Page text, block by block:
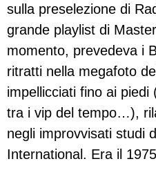
sulla preselezione di
grande playlist di
momento, prevedeva i
ritratti nella megafoto
impellicciati fino ai
tra i vip del tempo…),
negli improvvisati studi
International. Era il